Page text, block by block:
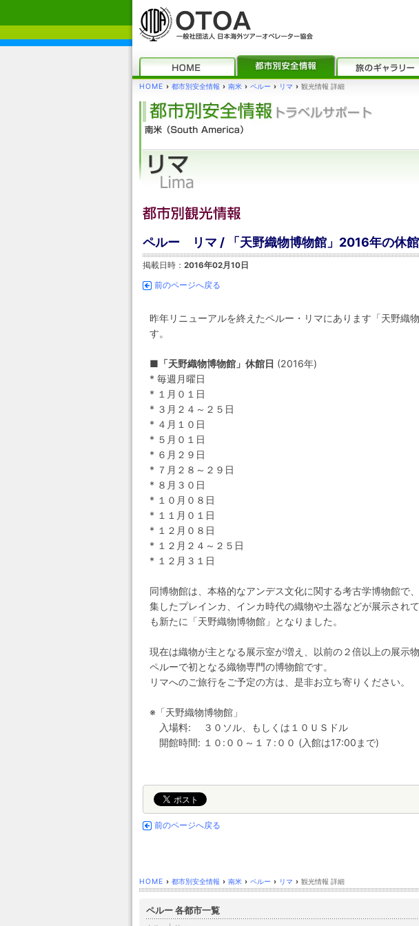
HOME › 都市別安全情報 › 南米 › ペルー › リマ › 観光情報 詳細
ペルー リマ / 「天野織物博物館」2016年の休
掲載日時： 2016年02月10日
前のページへ戻る
昨年リニューアルを終えたペルー・リマにあります「天野織
す。
■「天野織物博物館」休館日 (2016年)
* 毎週月曜日
* １月０１日
* ３月２４～２５日
* ４月１０日
* ５月０１日
* ６月２９日
* ７月２８～２９日
* ８月３０日
* １０月０８日
* １１月０１日
* １２月０８日
* １２月２４～２５日
* １２月３１日
同博物館は、本格的なアンデス文化に関する考古学博物館で
集したプレインカ、インカ時代の織物や土器などが展示され
も新たに「天野織物博物館」となりました。
現在は織物が主となる展示室が増え、以前の２倍以上の展示
ペルーで初となる織物専門の博物館です。
リマへのご旅行をご予定の方は、是非お立ち寄りください。
※「天野織物博物館」
入場料: ３０ソル、もしくは１０ＵＳドル
開館時間: １０:００～１７:００ (入館は17:00まで)
前のページへ戻る
HOME › 都市別安全情報 › 南米 › ペルー › リマ › 観光情報 詳細
ペルー 各都市一覧